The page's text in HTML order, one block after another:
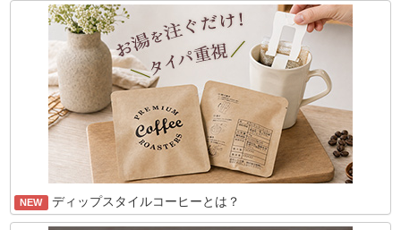
NEW ディップスタイルコーヒーとは？